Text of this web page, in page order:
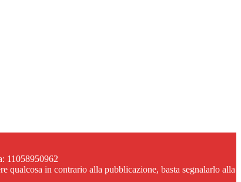
11058950962
qualcosa in contrario alla pubblicazione, basta segnalarlo alla